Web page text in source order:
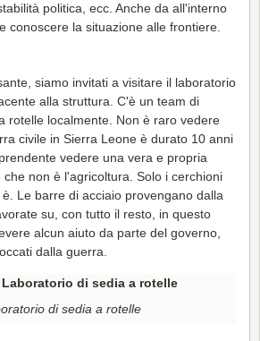
politica, ecc. Anche da all'interno
conoscere la situazione alle frontiere.
siamo invitati a visitare il laboratorio
alla struttura. C'è un team di
rotelle localmente. Non è raro vedere
civile in Sierra Leone è durato 10 anni
vedere una vera e propria
non è l'agricoltura. Solo i cerchioni
Le barre di acciaio provengano dalla
su, con tutto il resto, in questo
alcun aiuto da parte del governo,
dalla guerra.
di sedia a rotelle